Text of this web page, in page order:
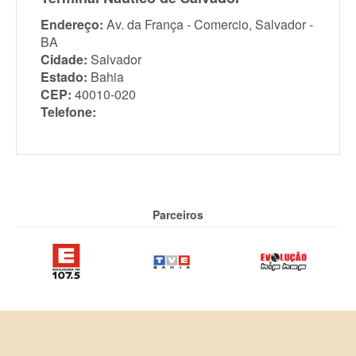
Endereço: Av. da França - Comercio, Salvador -
BA
Cidade: Salvador
Estado: Bahia
CEP: 40010-020
Telefone:
Parceiros